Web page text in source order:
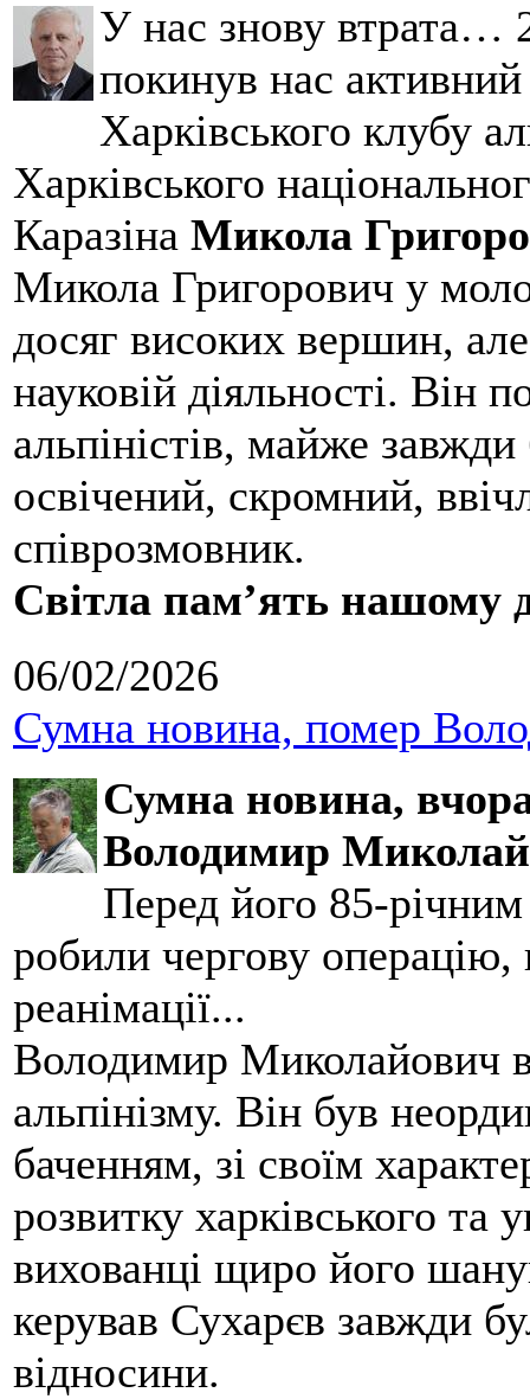
У нас знову втрата…
покинув нас
Харківського клубу
Харківського
Каразіна Микола
Микола Григорович у
досяг високих вершин,
науковій діяльності. Він
альпіністів, майже
освічений, скромний,
співрозмовник.
Світла пам’ять нашому
06/02/2026
Сумна новина, помер
Сумна новина,
Володимир
Перед його 85-
робили чергову операцію,
реанімації...
Володимир Миколайович
альпінізму. Він був
баченням, зі своїм
розвитку харківського та
вихованці щиро його
керував Сухарєв завжди
відносини.